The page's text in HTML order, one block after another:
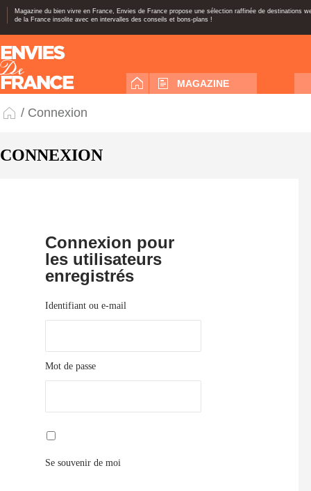
Magazine du bien vivre en France, Envies de France propose une sélection raffinée de destinations
de la France insolite avec en intervalles des conseils et bons-plans !
MAGAZINE
/ Connexion
CONNEXION
Connexion pour
les utilisateurs
enregistrés
Identifiant ou e-mail
Mot de passe
Se souvenir de moi